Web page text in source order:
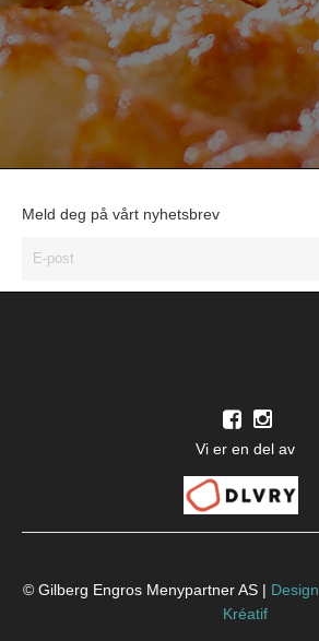
Meld deg på vårt nyhetsbrev
Vi er en del av
© Gilberg Engros Menypartner AS | Design
Kréatif